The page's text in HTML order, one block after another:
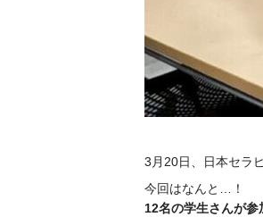
3月20日、日本セラ
今回はなんと…！
12名の学生さんが参